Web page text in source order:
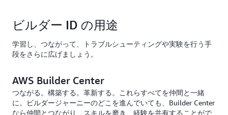
ビルダー ID の用途
学習し、つながって、トラブルシューティングや実験を行う手
段をさらに広げましょう。
AWS Builder Center
つながる。構築する。革新する。これらすべてを仲間と一緒
に。ビルダージャーニーのどこを進んでいても、Builder Center
なら仲間とつながり、スキルを磨き、経験を共有することがで